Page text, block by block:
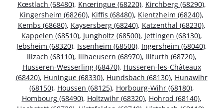
Kœstlach (68480), Knœringue (68220), Kirchberg (68290),
Kingersheim (68260), Kiffis (68480), Kientzheim (68240),
Kembs (68680), Kaysersberg (68240), Katzenthal (68230),
Kappelen (68510), Jungholtz (68500), Jettingen (68130),
Jebsheim (68320), Issenheim (68500), Ingersheim (68040),
Illzach (68110), Illhaeusern (68970), Illfurth (68720),
Husseren-Wesserling (68470), Husseren-les-Châteaux
(68420), Huningue (68330), Hundsbach (68130), Hunawihr
(68150), Houssen (68125), Horbourg-Wihr (68180),
Hombourg (68490), Holtzwihr (68320), Hohrod (68140),